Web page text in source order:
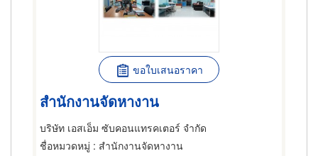
ขอใบเสนอราคา
สำนักงานจัดหางาน
บริษัท เอสเอ็ม ซับคอนแทรคเตอร์ จำกัด
ชื่อหมวดหมู่ : สำนักงานจัดหางาน